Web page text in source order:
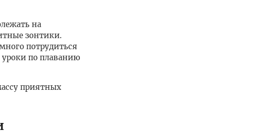
на
зонтики.
потрудиться
уроки по плаванию
приятных